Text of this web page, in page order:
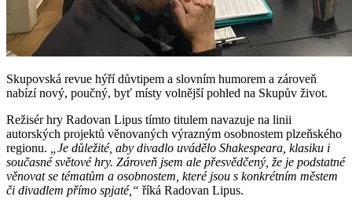
Skupovská revue hýří důvtipem a slovním humorem a zároveň
nabízí nový, poučný, byť místy volnější pohled na Skupův život.
Režisér hry Radovan Lipus tímto titulem navazuje na linii
autorských projektů věnovaných výrazným osobnostem plzeňského
regionu. „Je důležité, aby divadlo uvádělo Shakespeara, klasiku i
současné světové hry. Zároveň jsem ale přesvědčený, že je podstatné
věnovat se tématům a osobnostem, které jsou s konkrétním městem
či divadlem přímo spjaté,“ říká Radovan Lipus.